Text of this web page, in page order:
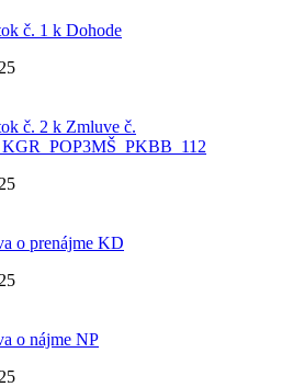
č. 1 k Dohode
č. 2 k Zmluve č.
o prenájme KD
o nájme NP